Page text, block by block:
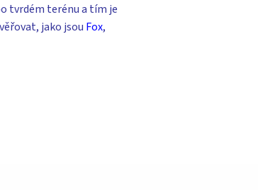
tvrdém terénu a tím je
jako jsou Fox,